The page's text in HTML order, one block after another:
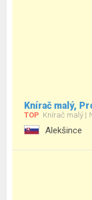
Knírač malý,
TOP Knírač malý
Alekšince